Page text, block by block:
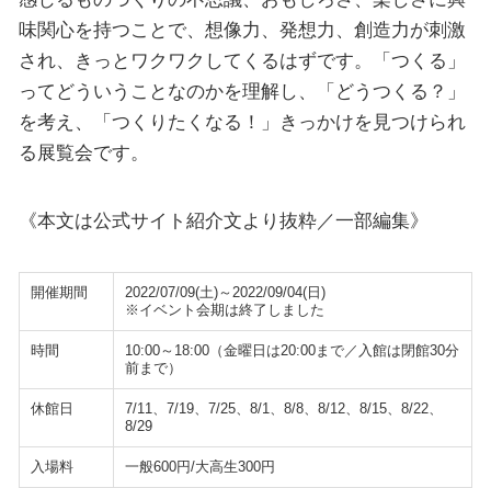
味関心を持つことで、想像力、発想力、創造力が刺激
され、きっとワクワクしてくるはずです。「つくる」
ってどういうことなのかを理解し、「どうつくる？」
を考え、「つくりたくなる！」きっかけを見つけられ
る展覧会です。
《本文は公式サイト紹介文より抜粋／一部編集》
開催期間
2022/07/09(土)～2022/09/04(日)
※イベント会期は終了しました
時間
10:00～18:00（金曜日は20:00まで／入館は閉館30分
前まで）
休館日
7/11、7/19、7/25、8/1、8/8、8/12、8/15、8/22、
8/29
入場料 一般600円/大高生300円